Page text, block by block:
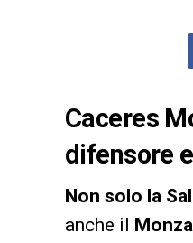
Caceres
difensore
Non solo la
anche il Monza